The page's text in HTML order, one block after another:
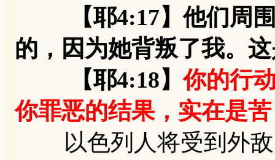
【耶4:17】他们周围
的，因为她背叛了我。
【耶4:18】你的行
你罪恶的结果，实在是
以色列人将受到外敌